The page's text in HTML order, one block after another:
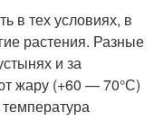
в тех условиях, в
растения. Разные
и за
жару (+60 — 70°С)